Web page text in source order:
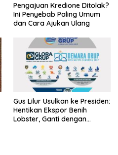
Pengajuan Kredione Ditolak?
Ini Penyebab Paling Umum
dan Cara Ajukan Ulang
Gus Lilur Usulkan ke Presiden:
Hentikan Ekspor Benih
Lobster, Ganti dengan